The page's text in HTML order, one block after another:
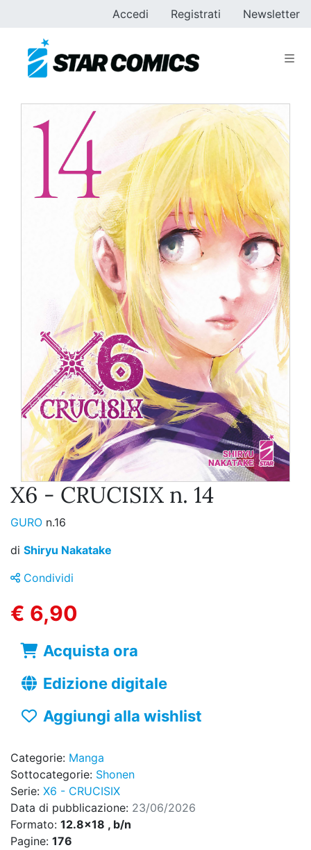
Accedi Registrati Newsletter
X6 - CRUCISIX n. 14
GURO n.16
di Shiryu Nakatake
Condividi
€ 6,90
Acquista ora
Edizione digitale
Aggiungi alla wishlist
Categorie: Manga
Sottocategorie: Shonen
Serie: X6 - CRUCISIX
Data di pubblicazione: 23/06/2026
Formato: 12.8x18 , b/n
Pagine: 176